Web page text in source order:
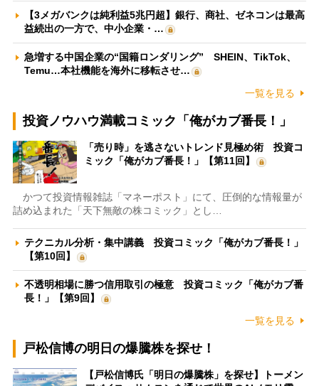
【3メガバンクは純利益5兆円超】銀行、商社、ゼネコンは最高
益続出の一方で、中小企業・…
急増する中国企業の“国籍ロンダリング” SHEIN、TikTok、
Temu…本社機能を海外に移転させ…
一覧を見る
投資ノウハウ満載コミック「俺がカブ番長！」
「売り時」を逃さないトレンド見極め術 投資コ
ミック「俺がカブ番長！」【第11回】
かつて投資情報雑誌「マネーポスト」にて、圧倒的な情報量が
詰め込まれた「天下無敵の株コミック」とし…
テクニカル分析・集中講義 投資コミック「俺がカブ番長！」
【第10回】
不透明相場に勝つ信用取引の極意 投資コミック「俺がカブ番
長！」【第9回】
一覧を見る
戸松信博の明日の爆騰株を探せ！
【戸松信博氏「明日の爆騰株」を探せ】トーメン